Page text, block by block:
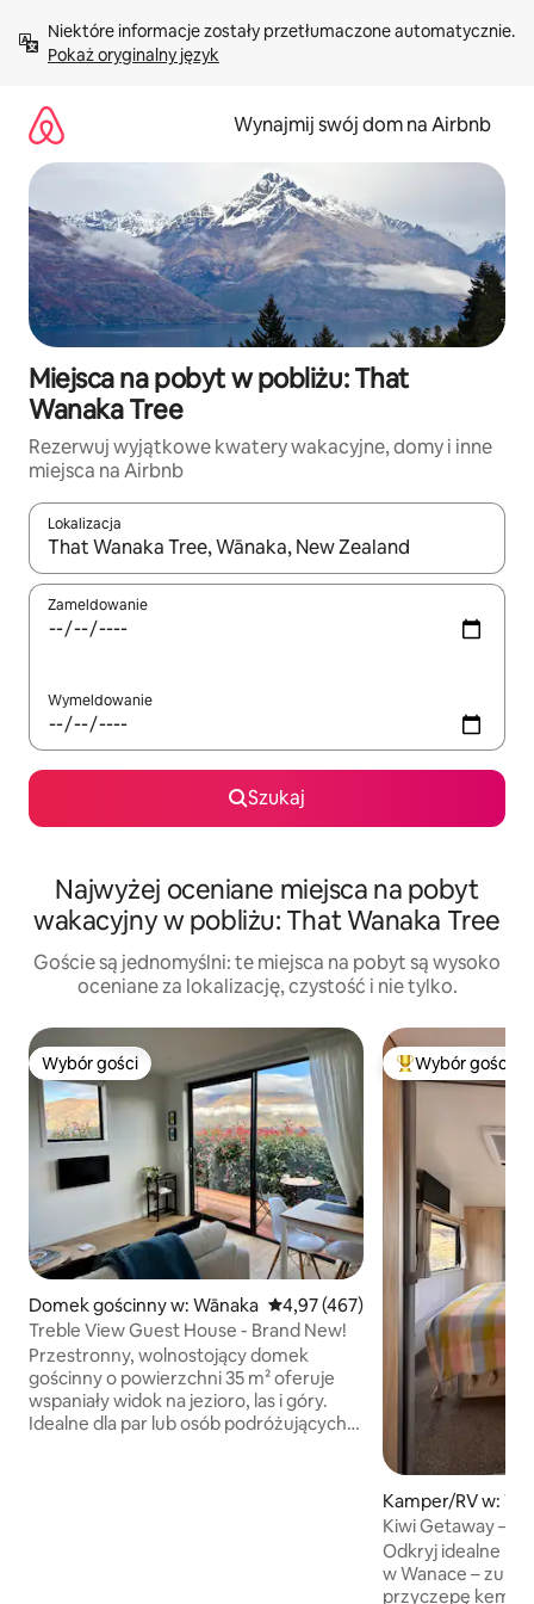
treści Pokaż oryginalny język
Wynajmij swój dom na Airbnb
Miejsca na pobyt w pobliżu: That
Wanaka Tree
Rezerwuj wyjątkowe kwatery wakacyjne, domy i inne
miejsca na Airbnb
Lokalizacja
Gdy wyniki będą dostępne, możesz poruszać się po nich za
Zameldowanie
Wymeldowanie
Szukaj
Najwyżej oceniane miejsca na pobyt
wakacyjny w pobliżu: That Wanaka Tree
Goście są jednomyślni: te miejsca na pobyt są wysoko
oceniane za lokalizację, czystość i nie tylko.
Wybór gości
Wybór gości
Domek gościnny w: Wānaka Średnia ocena: 4,97 na 5, liczba
4,97 (467)
Treble View Guest House - Brand New!
Przestronny, wolnostojący domek
gościnny o powierzchni 35 m² oferuje
wspaniały widok na jezioro, las i góry.
Idealne dla par lub osób podróżujących
Wybór gości
Kamper/RV w:
Kiwi Getaway –
widoki na góry
Odkryj idealne
w Wanace –
przyczepę